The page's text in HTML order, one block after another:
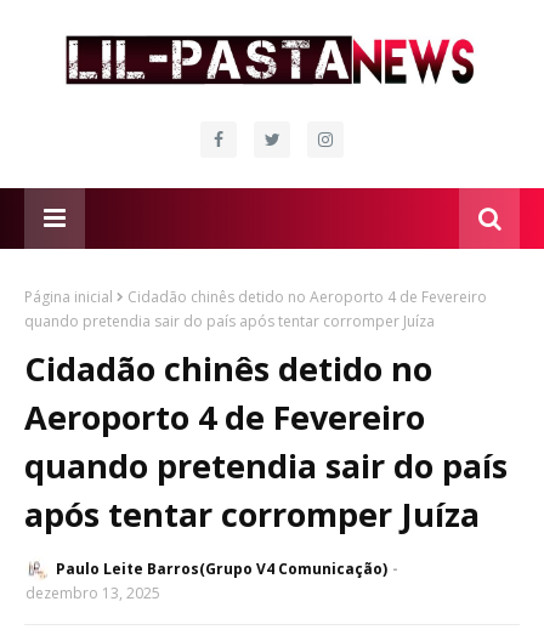
Página inicial
Cidadão chinês detido no Aeroporto 4 de Fevereiro
quando pretendia sair do país após tentar corromper Juíza
Cidadão chinês detido no
Aeroporto 4 de Fevereiro
quando pretendia sair do país
após tentar corromper Juíza
Paulo Leite Barros(Grupo V4 Comunicação)
dezembro 13, 2025